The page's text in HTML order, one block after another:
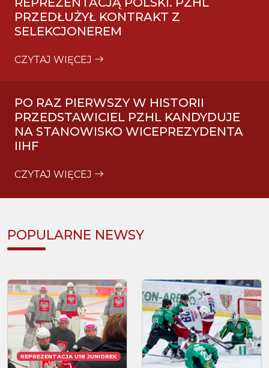
PRZEDŁUŻYŁ KONTRAKT Z
SELEKCJONEREM
CZYTAJ WIĘCEJ
PO RAZ PIERWSZY W HISTORII
PRZEDSTAWICIEL PZHL KANDYDUJE
NA STANOWISKO WICEPREZYDENTA
IIHF
CZYTAJ WIĘCEJ
POPULARNE NEWSY
REPREZENTACJA U18 JUNIOREK